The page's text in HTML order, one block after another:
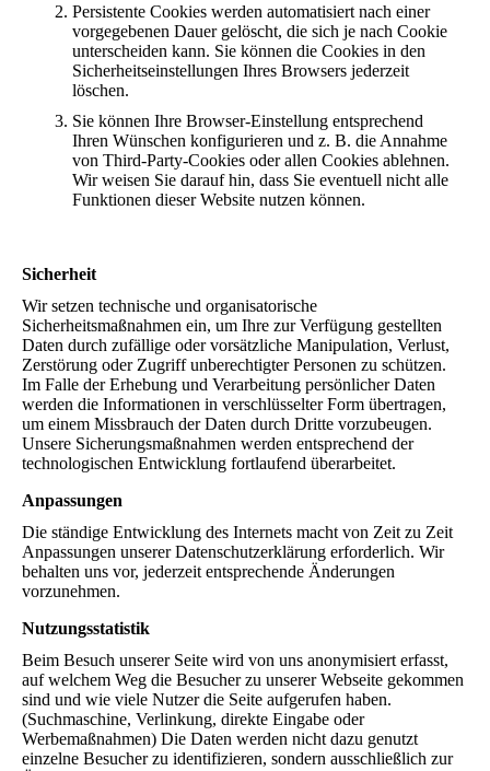
Persistente Cookies werden automatisiert nach einer
vorgegebenen Dauer gelöscht, die sich je nach Cookie
unterscheiden kann. Sie können die Cookies in den
Sicherheitseinstellungen Ihres Browsers jederzeit
löschen.
Sie können Ihre Browser-Einstellung entsprechend
Ihren Wünschen konfigurieren und z. B. die Annahme
von Third-Party-Cookies oder allen Cookies ablehnen.
Wir weisen Sie darauf hin, dass Sie eventuell nicht alle
Funktionen dieser Website nutzen können.
Sicherheit
Wir setzen technische und organisatorische
Sicherheitsmaßnahmen ein, um Ihre zur Verfügung gestellten
Daten durch zufällige oder vorsätzliche Manipulation, Verlust,
Zerstörung oder Zugriff unberechtigter Personen zu schützen.
Im Falle der Erhebung und Verarbeitung persönlicher Daten
werden die Informationen in verschlüsselter Form übertragen,
um einem Missbrauch der Daten durch Dritte vorzubeugen.
Unsere Sicherungsmaßnahmen werden entsprechend der
technologischen Entwicklung fortlaufend überarbeitet.
Anpassungen
Die ständige Entwicklung des Internets macht von Zeit zu Zeit
Anpassungen unserer Datenschutzerklärung erforderlich. Wir
behalten uns vor, jederzeit entsprechende Änderungen
vorzunehmen.
Nutzungsstatistik
Beim Besuch unserer Seite wird von uns anonymisiert erfasst,
auf welchem Weg die Besucher zu unserer Webseite gekommen
sind und wie viele Nutzer die Seite aufgerufen haben.
(Suchmaschine, Verlinkung, direkte Eingabe oder
Werbemaßnahmen) Die Daten werden nicht dazu genutzt
einzelne Besucher zu identifizieren, sondern ausschließlich zur